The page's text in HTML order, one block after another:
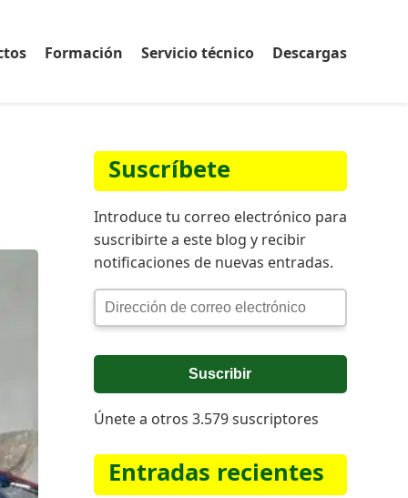
Formación Servicio técnico Descargas
Suscríbete
Introduce tu correo electrónico para
suscribirte a este blog y recibir
notificaciones de nuevas entradas.
Dirección
de
Suscribir
Únete a otros 3.579 suscriptores
Entradas recientes